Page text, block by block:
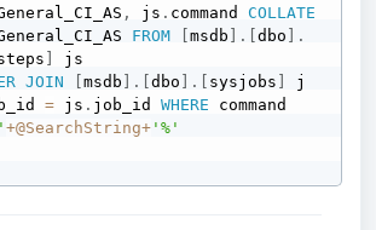
, js . command COLLATE
FROM [msdb ] . [dbo ] .
]
js
JOIN [msdb ] . [dbo ] . [ sysjobs ]
= js . job_id WHERE
+@SearchString+ '%'